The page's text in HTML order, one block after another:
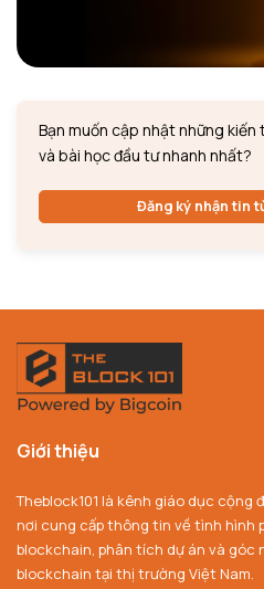
Bạn muốn cập nhật những
và bài học đầu tư nhanh nhất?
Đăng ký nhận tin
Giới thiệu
Theblock101 là kênh giáo dục cộng
nơi cung cấp thông tin về tình hình
blockchain, phân tích dự án và góc
blockchain tại thị trường Việt Nam.